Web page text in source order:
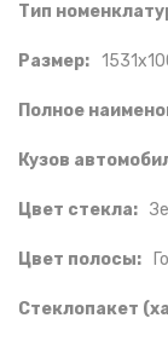
Тип
Размер:
Полное
Кузов
Цвет стекла:
Цвет полосы:
Стеклопакет